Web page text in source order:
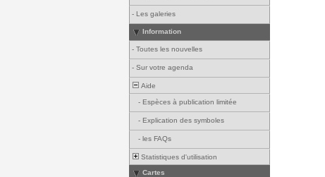
- Les galeries
Information
- Toutes les nouvelles
- Sur votre agenda
Aide
- Espèces à publication limitée
- Explication des symboles
- les FAQs
Statistiques d'utilisation
Cartes